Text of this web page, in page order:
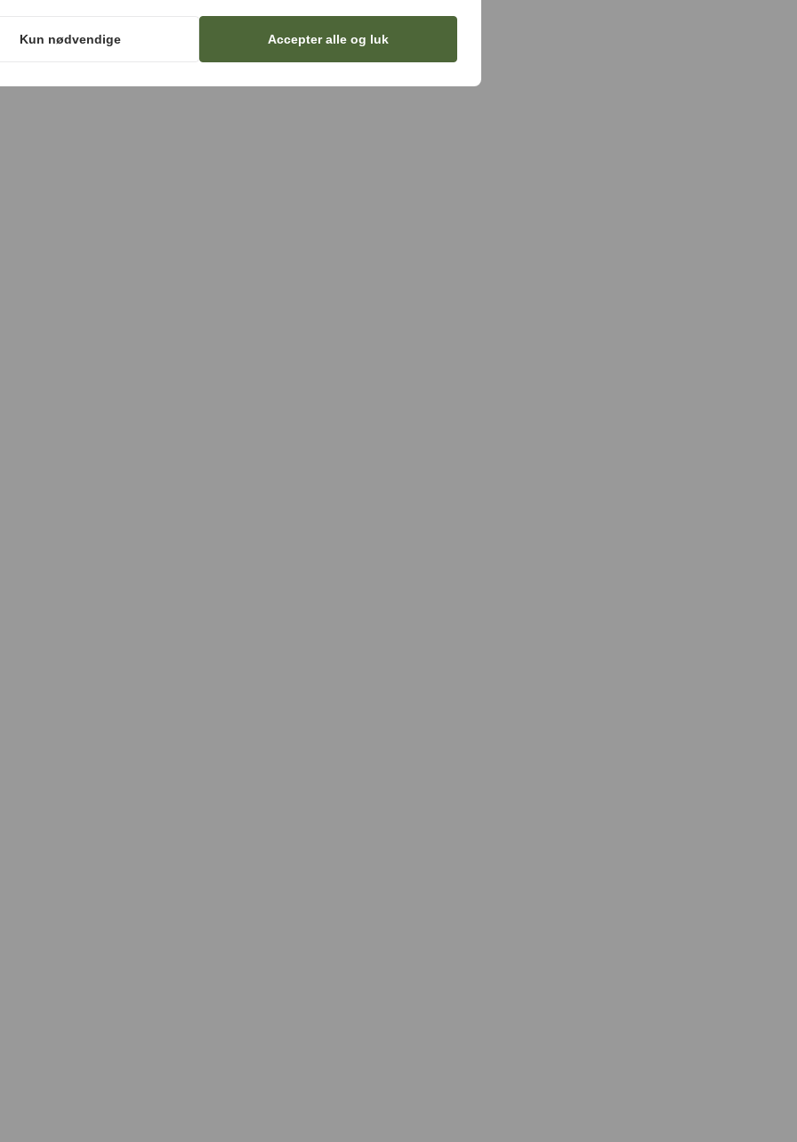
Kun nødvendige Accepter alle og luk